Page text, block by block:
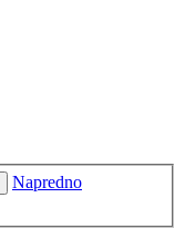
Napredno